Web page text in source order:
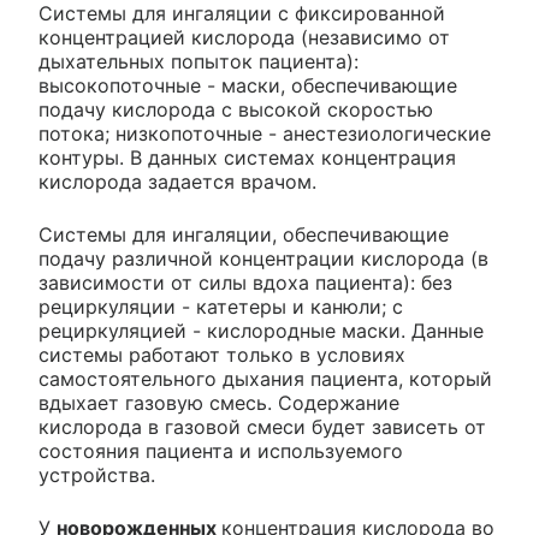
Системы для ингаляции с фиксированной
концентрацией кислорода (независимо от
дыхательных попыток пациента):
высокопоточные - маски, обеспечивающие
подачу кислорода с высокой скоростью
потока; низкопоточные - анестезиологические
контуры. В данных системах концентрация
кислорода задается врачом.
Системы для ингаляции, обеспечивающие
подачу различной концентрации кислорода (в
зависимости от силы вдоха пациента): без
рециркуляции - катетеры и канюли; с
рециркуляцией - кислородные маски. Данные
системы работают только в условиях
самостоятельного дыхания пациента, который
вдыхает газовую смесь. Содержание
кислорода в газовой смеси будет зависеть от
состояния пациента и используемого
устройства.
У новорожденных концентрация кислорода во